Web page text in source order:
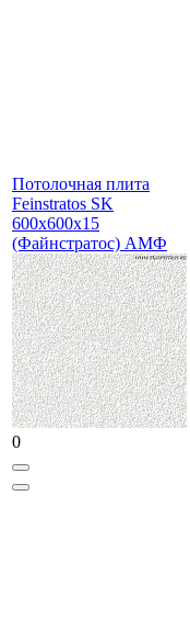
Потолочная плита
Feinstratos SK
600x600x15
(Файнстратос) АМФ
0